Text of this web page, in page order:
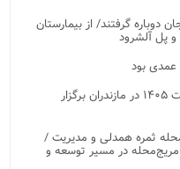
دوباره گرفتند/ از بیمارستان
و پل آلشرود
رویدادهای شاخص هنری در نیمه نخست ۱۴۰۵ در مازندران برگزار
ثمره همدلی و مدیریت /
مریج‌محله در مسیر توسعه و